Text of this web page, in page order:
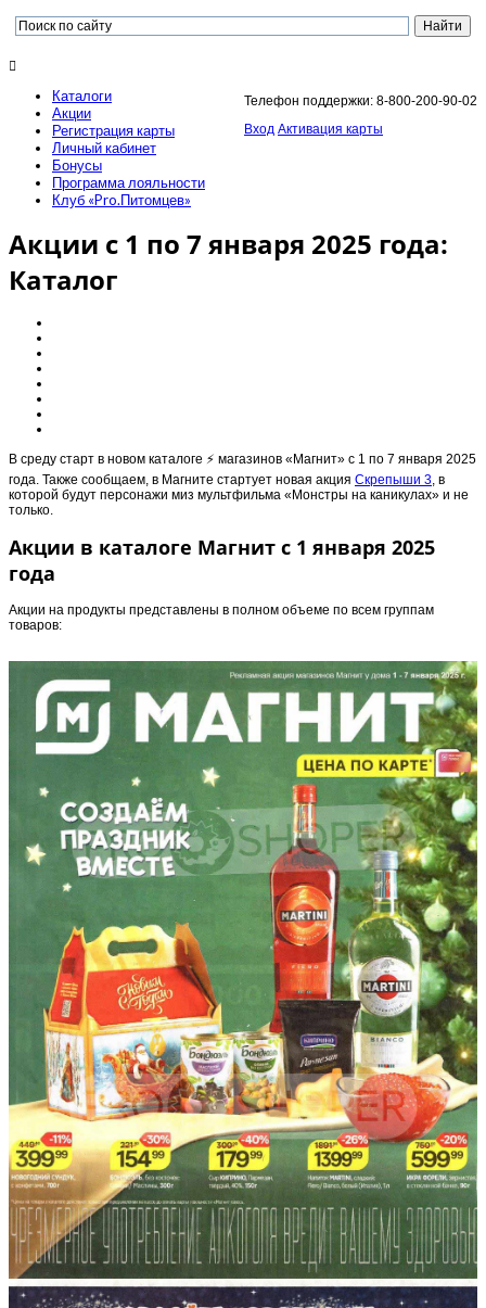
Телефон поддержки: 8-800-200-90-02
Вход Активация карты
Каталоги
Акции
Регистрация карты
Личный кабинет
Бонусы
Программа лояльности
Клуб «Pro.Питомцев»
Акции с 1 по 7 января 2025 года:
Каталог
В среду старт в новом каталоге ⚡️ магазинов «Магнит» с 1 по 7 января 2025
года. Также сообщаем, в Магните стартует новая акция Скрепыши 3, в
которой будут персонажи миз мультфильма «Монстры на каникулах» и не
только.
Акции в каталоге Магнит с 1 января 2025
года
Акции на продукты представлены в полном объеме по всем группам
товаров: